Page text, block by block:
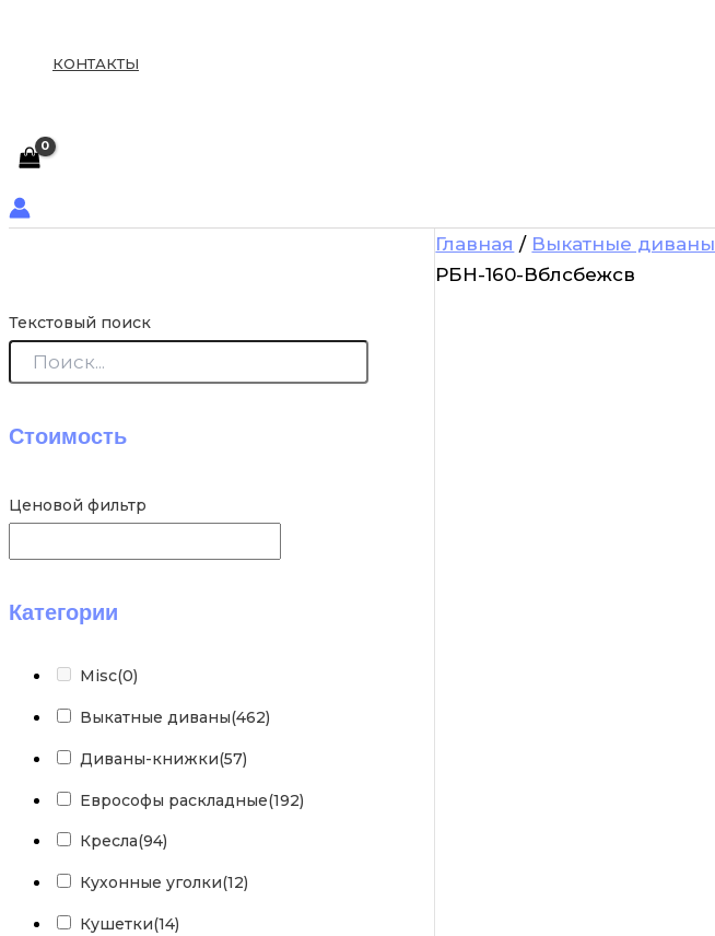
КОНТАКТЫ
Текстовый поиск
Стоимость
Ценовой фильтр
Категории
Misc(0)
Выкатные диваны(462)
Диваны-книжки(57)
Еврософы раскладные(192)
Кресла(94)
Кухонные уголки(12)
Кушетки(14)
Главная / Выкатные диваны
РБН-160-Вблсбежсв